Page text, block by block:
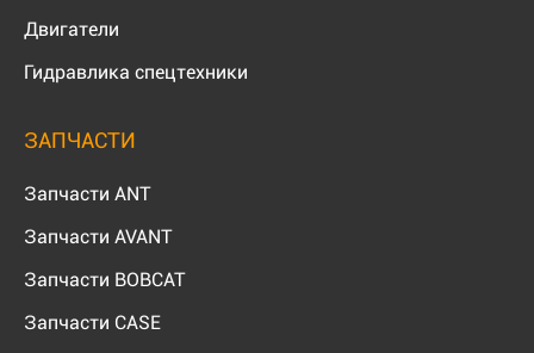
Двигатели
Гидравлика спецтехники
ЗАПЧАСТИ
Запчасти ANT
Запчасти AVANT
Запчасти BOBCAT
Запчасти CASE